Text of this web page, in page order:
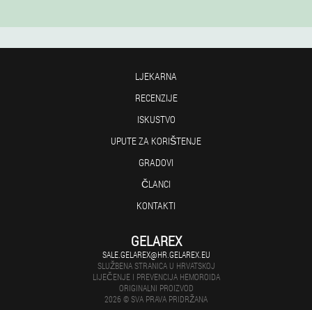
LJEKARNA
RECENZIJE
ISKUSTVO
UPUTE ZA KORIŠTENJE
GRADOVI
ČLANCI
KONTAKTI
GELAREX
SALE.GELAREX@HR.GELAREX.EU
SLUŽBENA STRANICA U HRVATSKOJ
LIJEČENJE I PREVENCIJA HEMOROIDA
ORIGINALNI PROIZVOD
2026 © SVA PRAVA PRIDRŽANA